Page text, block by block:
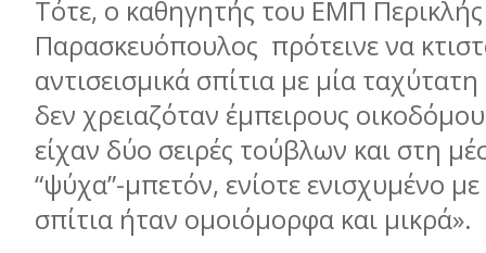
Τότε, ο καθηγητής του ΕΜΠ Περικλής
Παρασκευόπουλος πρότεινε να
αντισεισμικά σπίτια με μία
δεν χρειαζόταν έμπειρους
είχαν δύο σειρές τούβλων και στη
“ψύχα”-μπετόν, ενίοτε ενισχυμένο
σπίτια ήταν ομοιόμορφα και μικρά».